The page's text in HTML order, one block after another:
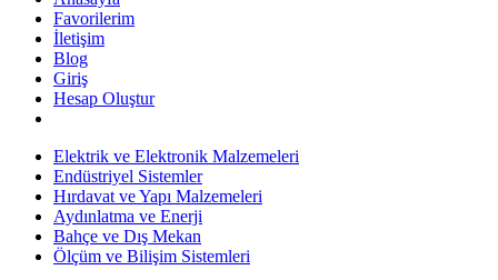
Favorilerim
İletişim
Blog
Giriş
Hesap Oluştur
Elektrik ve Elektronik Malzemeleri
Endüstriyel Sistemler
Hırdavat ve Yapı Malzemeleri
Aydınlatma ve Enerji
Bahçe ve Dış Mekan
Ölçüm ve Bilişim Sistemleri